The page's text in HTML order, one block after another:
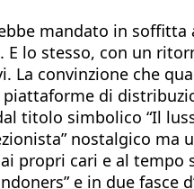
mandato in
lo stesso, con un
convinzione che
di
titolo simbolico “Il
nostalgico
propri cari e al
e in due